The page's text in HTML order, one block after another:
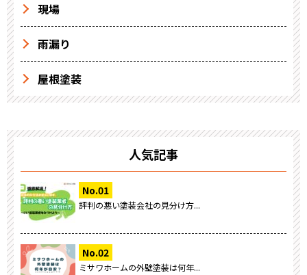
現場
雨漏り
屋根塗装
人気記事
評判の悪い塗装会社の見分け方...
ミサワホームの外壁塗装は何年...